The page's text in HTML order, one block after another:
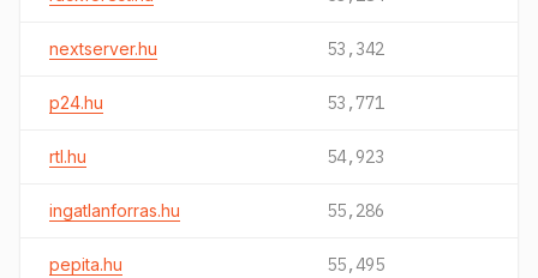
nextserver.hu 53,342
p24.hu 53,771
rtl.hu 54,923
ingatlanforras.hu 55,286
pepita.hu 55,495